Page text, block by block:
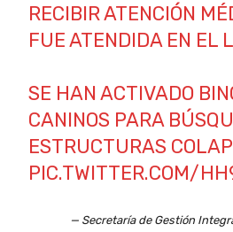
RECIBIR ATENCIÓN
FUE ATENDIDA EN EL
SE HAN ACTIVADO
CANINOS PARA
ESTRUCTURAS
PIC.TWITTER.COM/
— Secretaría de Gestión